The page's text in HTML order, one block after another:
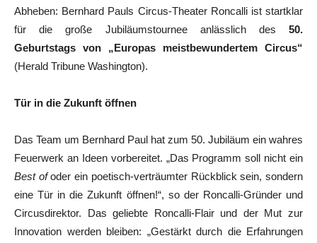
Abheben: Bernhard Pauls Circus-Theater Roncalli ist startklar
für die große Jubiläumstournee anlässlich des 50.
Geburtstags von „Europas meistbewundertem Circus“
(Herald Tribune Washington).
Tür in die Zukunft öffnen
Das Team um Bernhard Paul hat zum 50. Jubiläum ein wahres
Feuerwerk an Ideen vorbereitet. „Das Programm soll nicht ein
Best ofoder ein poetisch-verträumter Rückblick sein, sondern
eine Tür in die Zukunft öffnen!“, so der Roncalli-Gründer und
Circusdirektor. Das geliebte Roncalli-Flair und der Mut zur
Innovation werden bleiben: „Gestärkt durch die Erfahrungen